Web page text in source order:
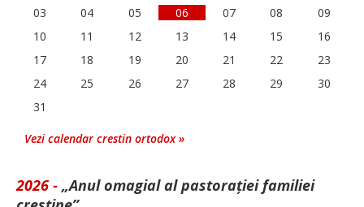
03
04 05 06 07 08
09
10
11 12 13 14 15
16
17
18 19 20 21 22
23
24
25 26 27 28 29
30
31
Vezi calendar crestin ortodox »
2026 - „Anul omagial al pastorației familiei